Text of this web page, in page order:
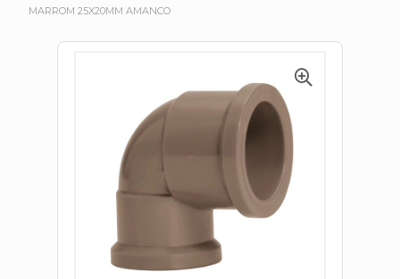
MARROM 25X20MM AMANCO